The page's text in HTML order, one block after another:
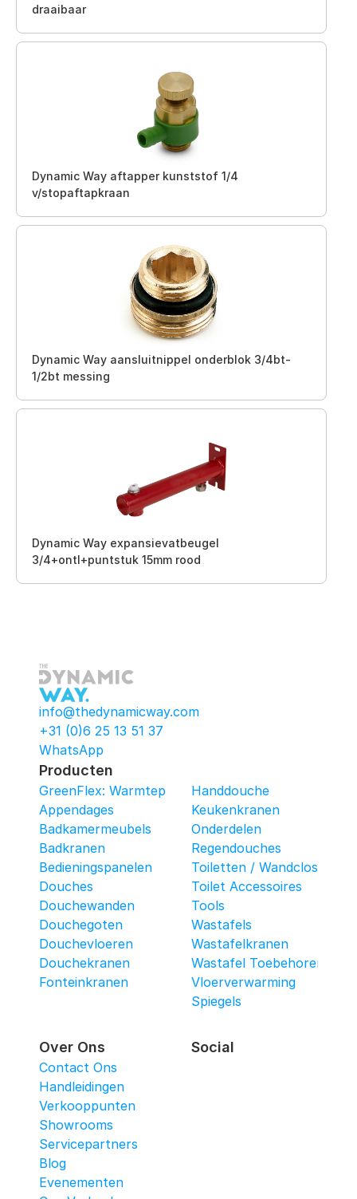
draaibaar
Dynamic Way aftapper kunststof 1/4
v/stopaftapkraan
Dynamic Way aansluitnippel onderblok 3/4bt-
1/2bt messing
Dynamic Way expansievatbeugel
3/4+ontl+puntstuk 15mm rood
info@thedynamicway.com
+31 (0)6 25 13 51 37
WhatsApp
Producten
GreenFlex: Warmtepomop-Box
Appendages
Badkamermeubels
Badkranen
Bedieningspanelen
Douches
Douchewanden
Douchegoten
Douchevloeren
Douchekranen
Fonteinkranen
Handdouche
Keukenkranen
Onderdelen
Regendouches
Toiletten / Wandcloset
Toilet Accessoires
Tools
Wastafels
Wastafelkranen
Wastafel Toebehoren
Vloerverwarming
Spiegels
Over Ons
Contact Ons
Handleidingen
Verkooppunten
Showrooms
Servicepartners
Blog
Evenementen
Social